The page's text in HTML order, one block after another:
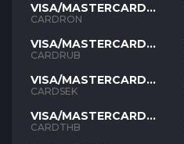
VISA/MASTERCARD
RON
CARDRON
VISA/MASTERCARD
RUB
CARDRUB
VISA/MASTERCARD
SEK
CARDSEK
VISA/MASTERCARD
THB
CARDTHB